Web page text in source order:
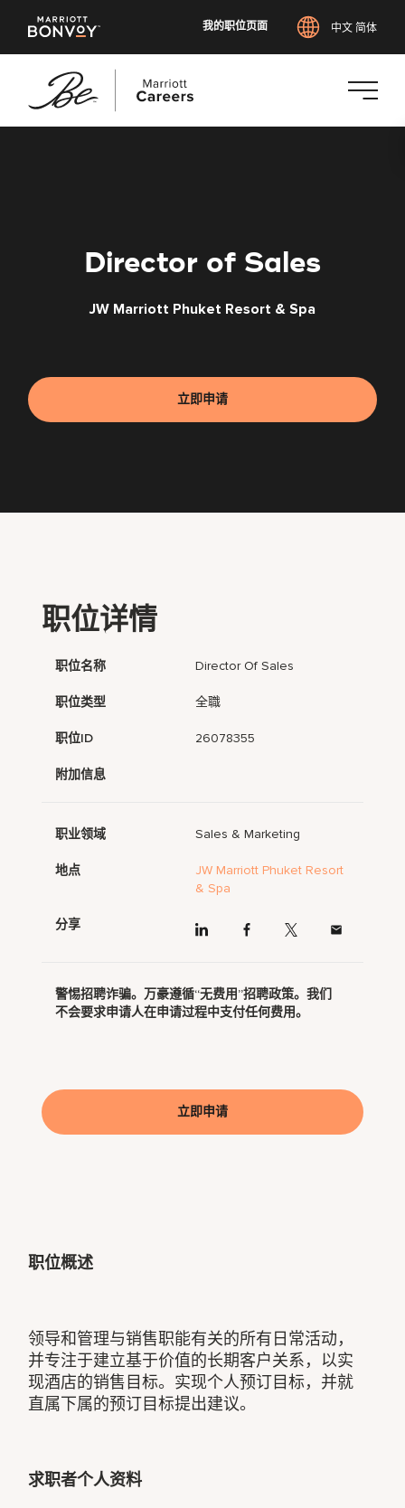
我的职位页面 中文 简体
Director of Sales
JW Marriott Phuket Resort & Spa
立即申请
职位概述
领导和管理与销售职能有关的所有日常活动，
并专注于建立基于价值的长期客户关系，以实
现酒店的销售目标。实现个人预订目标，并就
直属下属的预订目标提出建议。
求职者个人资料
职位详情
职位名称 Director Of Sales
职位类型 全職
职位ID 26078355
附加信息
职业领域 Sales & Marketing
地点
JW Marriott Phuket Resort
& Spa
分享
警惕招聘诈骗。万豪遵循“无费用”招聘政策。我们
不会要求申请人在申请过程中支付任何费用。
立即申请